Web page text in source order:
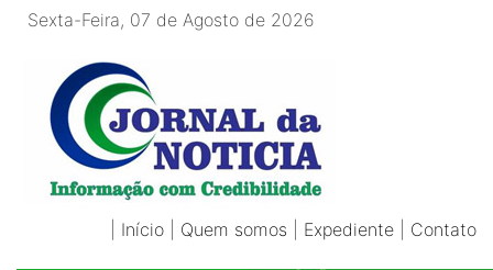
Sexta-Feira, 07 de Agosto de 2026
Início Quem somos Expediente Contato